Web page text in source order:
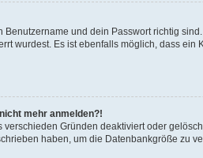
und dein Passwort richtig
wurdest. Es ist ebenfalls möglich, dass ein
mehr anmelden?!
Gründen deaktiviert oder
haben, um die Datenbankgröße zu